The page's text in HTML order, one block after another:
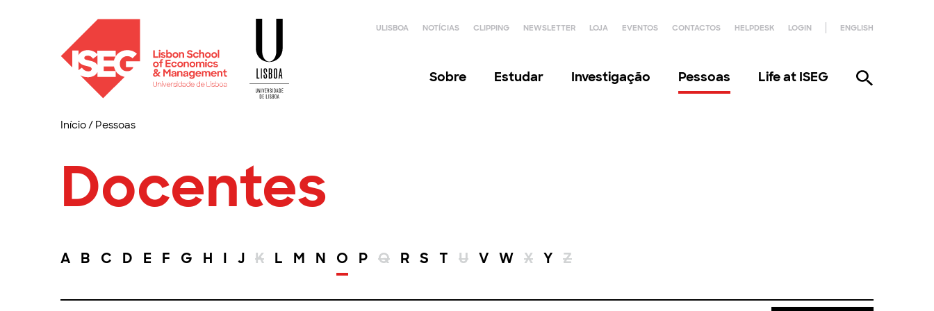
ULISBOA NOTÍCIAS CLIPPING NEWSLETTER LOJA EVENTOS CONTACTOS HELPDESK LOGIN ENGLISH
Sobre Estudar Investigação Pessoas Life at ISEG
Início/ Pessoas
Docentes
A B C D E F G H I J K L M N O P Q R S T U V W X Y Z